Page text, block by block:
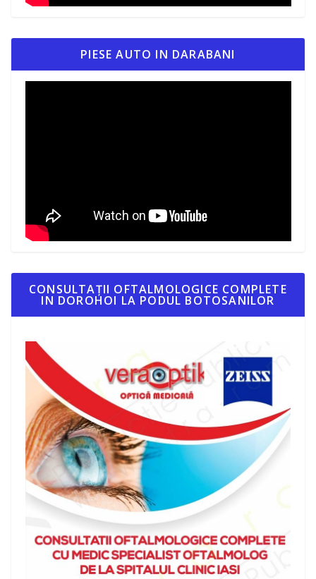
PIESE AUTO IN DARABANI
CONSULTAȚII OFTALMOLOGICE COMPLETE
IN DOROHOI LA PODUL BOTOSANILOR